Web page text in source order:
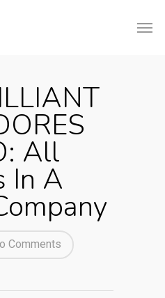
All
In A
Comments